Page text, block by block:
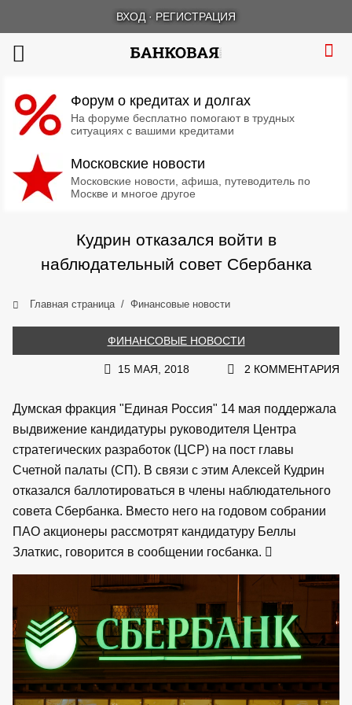
ВХОД · РЕГИСТРАЦИЯ
Форум о кредитах и долгах
На форуме бесплатно помогают в трудных
ситуациях с вашими кредитами
Московские новости
Московские новости, афиша, путеводитель по
Москве и многое другое
Кудрин отказался войти в
наблюдательный совет Сбербанка
Главная страница Финансовые новости
ФИНАНСОВЫЕ НОВОСТИ
15 МАЯ, 2018 2 КОММЕНТАРИЯ
Думская фракция "Единая Россия" 14 мая поддержала
выдвижение кандидатуры руководителя Центра
стратегических разработок (ЦСР) на пост главы
Счетной палаты (СП). В связи с этим Алексей Кудрин
отказался баллотироваться в члены наблюдательного
совета Сбербанка. Вместо него на годовом собрании
ПАО акционеры рассмотрят кандидатуру Беллы
Златкис, говорится в сообщении госбанка.